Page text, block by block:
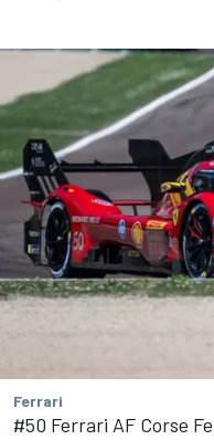
Ferrari
#50 Ferrari AF Corse